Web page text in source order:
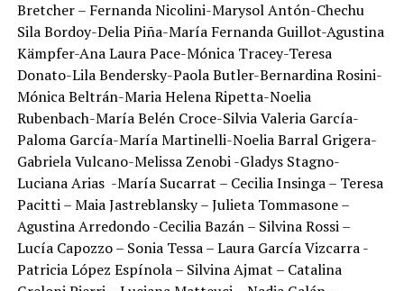
Bretcher – Fernanda Nicolini-Marysol Antón-Chechu
Sila Bordoy-Delia Piña-María Fernanda Guillot-Agustina
Kämpfer-Ana Laura Pace-Mónica Tracey-Teresa
Donato-Lila Bendersky-Paola Butler-Bernardina Rosini-
Mónica Beltrán-Maria Helena Ripetta-Noelia
Rubenbach-María Belén Croce-Silvia Valeria García-
Paloma García-María Martinelli-Noelia Barral Grigera-
Gabriela Vulcano-Melissa Zenobi -Gladys Stagno-
Luciana Arias -María Sucarrat – Cecilia Insinga – Teresa
Pacitti – Maia Jastreblansky – Julieta Tommasone –
Agustina Arredondo -Cecilia Bazán – Silvina Rossi –
Lucía Capozzo – Sonia Tessa – Laura García Vizcarra -
Patricia López Espínola – Silvina Ajmat – Catalina